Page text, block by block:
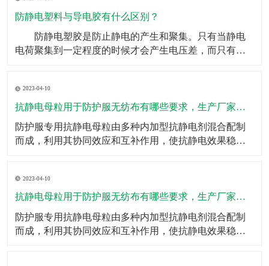
代名词了，但是有了防静电塑料丝，这些烦恼统统迎刃
防静电塑料与导电胶有什么区别？
​ 防静电塑胶是防止静电的产生和聚集。只有当静电
电荷聚集到一定程度的时候才会产生电压差，而只有在
产生静电的物体连接到地面，将产生的电荷直接传输出
去，不会产生电荷的聚集。 而导电只是一种物体属
性的概述，
2023-04-10
抗静电母粒用于防护服无纺布有哪些要求，生产厂家有哪些？
​防护服专用抗静电母粒由多种内加型抗静电剂混合配制
而成，利用其协同效应和互补作用，使抗静电效果稳
好；三、不影响制品的加工成型和颜色、不降低制品的
力学性能；四、耐化学性好、无毒；五、调节添加量即
可调节抗静电
2023-04-10
抗静电母粒用于防护服无纺布有哪些要求，生产厂家有哪些？
​防护服专用抗静电母粒由多种内加型抗静电剂混合配制
而成，利用其协同效应和互补作用，使抗静电效果稳